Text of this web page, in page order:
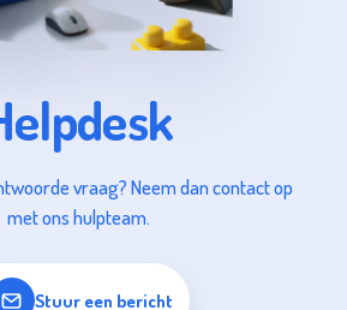
vraag? Neem dan contact op
met ons hulpteam.
Stuur een bericht